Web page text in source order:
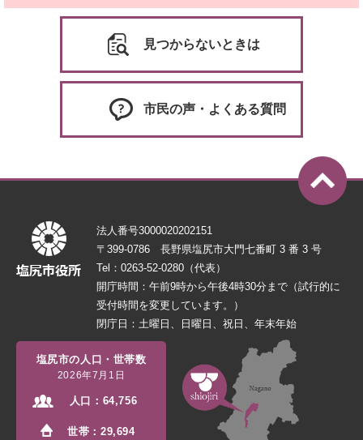
見つからないときは
市民の声・よくある質問
法人番号3000020202151
〒399-0786 長野県塩尻市大門七番町 3 番 3 号
Tel：0263-52-0280（代表）
開庁時間：午前9時から午後4時30分まで（試行的に
受付時間を変更しています。）
閉庁日：土曜日、日曜日、祝日、年末年始
塩尻市の人口・世帯数
2026年7月1日
人口： 64,756
世帯：29,694